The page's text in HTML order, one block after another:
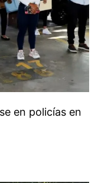
en policías en